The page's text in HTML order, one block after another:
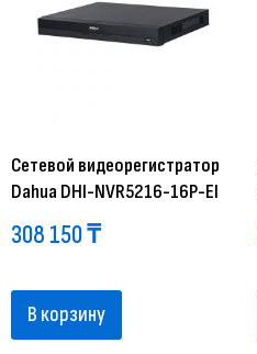
Сетевой видеорегистратор
Dahua DHI-NVR5216-16P-EI
308 150₸
В корзину